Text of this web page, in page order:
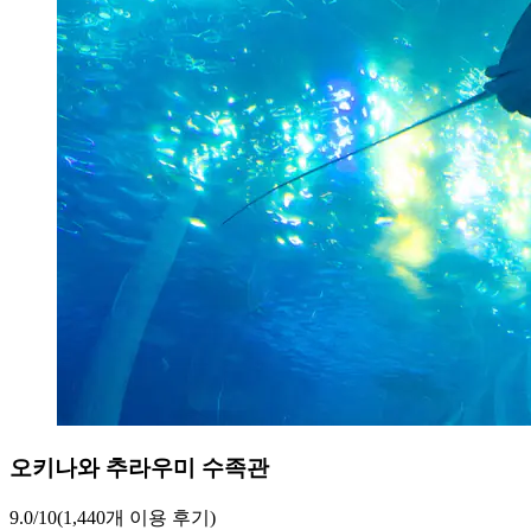
오키나와 추라우미 수족관
9.0/10(1,440개 이용 후기)